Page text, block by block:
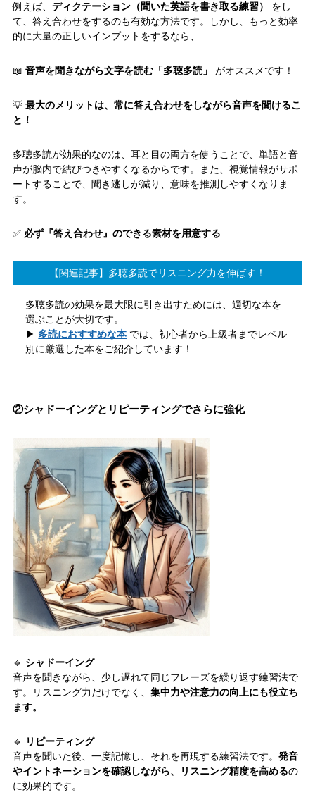
例えば、 ディクテーション（聞いた英語を書き取る練習）
をし
て、答え合わせをするのも有効な方法です。しかし、もっと効率
的に大量の正しいインプットをするなら、
📖 音声を聞きながら文字を読む「多聴多読」 がオススメです！
💡 最大のメリットは、常に答え合わせをしながら音声を聞けるこ
と！
多聴多読が効果的なのは、耳と目の両方を使うことで、単語と音
声が脳内で結びつきやすくなるからです。また、視覚情報がサポ
ートすることで、聞き逃しが減り、意味を推測しやすくなりま
す。
✅ 必ず『答え合わせ』のできる素材を用意する
【関連記事】多聴多読でリスニング力を伸ばす！
多聴多読の効果を最大限に引き出すためには、適切な本を
選ぶことが大切です。
▶︎ 多読におすすめな本 では、初心者から上級者までレベル
別に厳選した本をご紹介しています！
②シャドーイングとリピーティングでさらに強化
🔹 シャドーイング
音声を聞きながら、少し遅れて同じフレーズを繰り返す練習法で
す。リスニング力だけでなく、 集中力や注意力の向上にも役立ち
ます。
🔹
リピーティング
音声を聞いた後、一度記憶し、それを再現する練習法です。 発音
やイントネーションを確認しながら、リスニング精度を高めるの
に効果的です。